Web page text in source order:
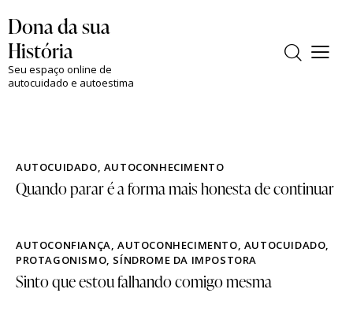
Dona da sua
História
Seu espaço online de
autocuidado e autoestima
AUTOCUIDADO, AUTOCONHECIMENTO
Quando parar é a forma mais honesta de continuar
AUTOCONFIANÇA,AUTOCONHECIMENTO, AUTOCUIDADO,
PROTAGONISMO, SÍNDROME DA IMPOSTORA
Sinto que estou falhando comigo mesma